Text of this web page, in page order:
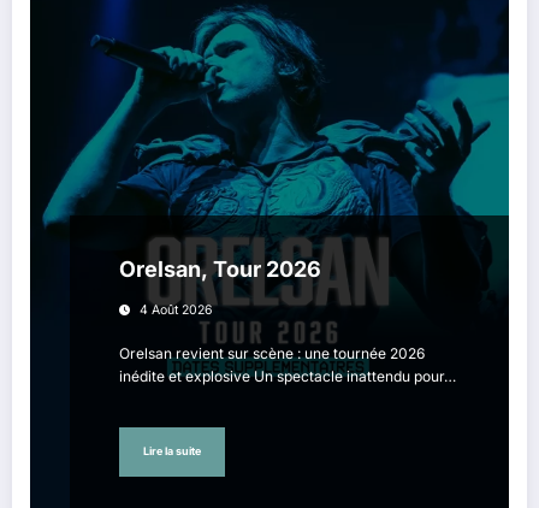
Orelsan, Tour 2026
4 Août 2026
Orelsan revient sur scène : une tournée 2026
inédite et explosive Un spectacle inattendu pour…
Lire la suite